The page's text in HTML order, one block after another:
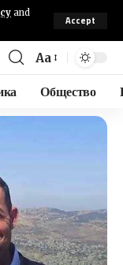
and
Accept
Aa
Общество